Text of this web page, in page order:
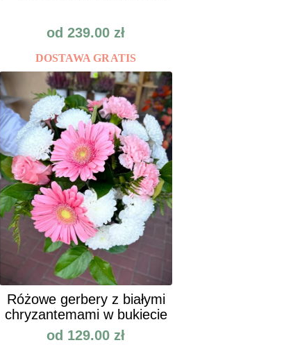
od 239.00 zł
DOSTAWA GRATIS
Różowe gerbery z białymi
chryzantemami w bukiecie
od 129.00 zł